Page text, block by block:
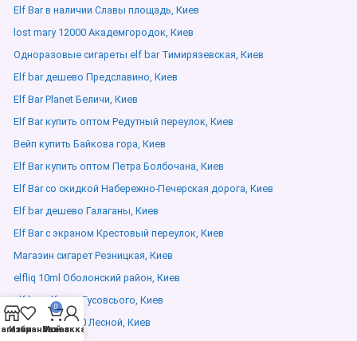
Elf Bar в наличии Славы площадь, Киев
lost mary 12000 Академгородок, Киев
Одноразовые сигареты elf bar Тимирязевская, Киев
Elf bar дешево Предславино, Киев
Elf Bar Planet Беличи, Киев
Elf Bar купить оптом Редутный переулок, Киев
Вейп купить Байкова гора, Киев
Elf Bar купить оптом Петра Болбочана, Киев
Elf Bar со скидкой Набережно-Печерская дорога, Киев
Elf bar дешево Галаганы, Киев
Elf Bar с экраном Крестовый переулок, Киев
Магазин сигарет Резницкая, Киев
elfliq 10ml Оболонский район, Киев
elf bar elfx pro Гусовсього, Киев
lost mary 12000 Лесной, Киев
Избранное
0
Заказ
Мой аккаунт